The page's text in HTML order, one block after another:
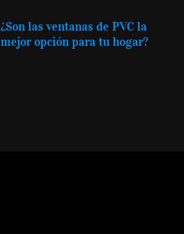
¿Son las ventanas de PVC la
mejor opción para tu hogar?